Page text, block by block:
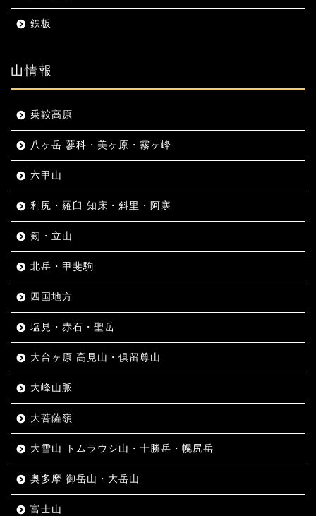
鉄板
山情報
乗鞍高原
八ヶ岳 蓼科・美ヶ原・霧ヶ峰
六甲山
利尻・羅臼 知床・斜里・阿寒
剱・立山
北岳・甲斐駒
四国地方
塩見・赤石・聖岳
大台ヶ原 高見山・倶留尊山
大峰山脈
大菩薩嶺
大雪山 トムラウシ山・十勝岳・幌尻岳
奥多摩 御岳山・大岳山
富士山